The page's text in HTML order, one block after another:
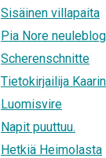
Sisäinen villapaita
Pia Nore
Scherenschnitte
Tietokirjailija
Luomisvire
Napit puuttuu.
Hetkiä Heimolasta